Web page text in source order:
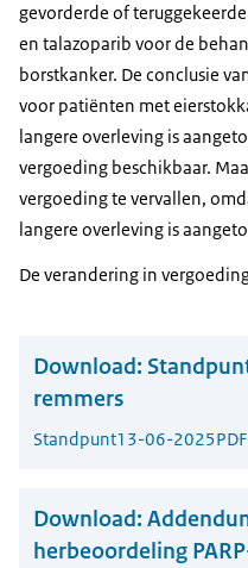
gevorderde of
en talazoparib voor de
borstkanker. De conclusie
voor patiënten met
langere overleving is
vergoeding beschikbaar.
vergoeding te vervallen,
langere overleving is
De verandering in
Download:
remmers
Standpunt13-06-2025
Download:
herbeoordeling